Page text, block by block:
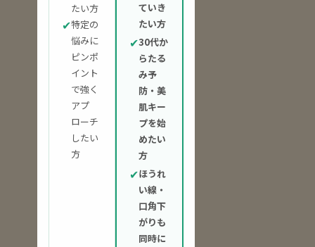
たい方
✔特定の
悩みに
ピンポ
イント
で強く
アプ
ローチ
したい
方
ていき
たい方
✔30代か
らたる
み予
防・美
肌キー
プを始
めたい
方
✔ほうれ
い線・
口角下
がりも
同時に